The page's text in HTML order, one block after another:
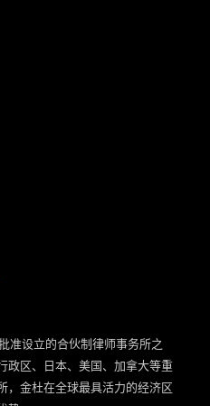
准设立的合伙制律师事务所之
政区、日本、美国、加拿大等重
，金杜在全球最具活力的经济区